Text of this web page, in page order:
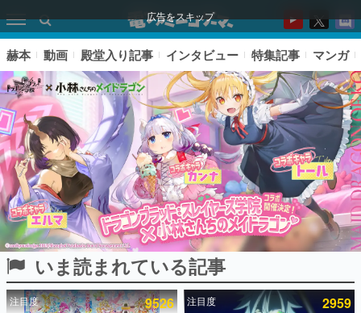
広告をスキップ
ピックアップ
赫本 動画 殿堂入り記事 インタビュー 特集記事 マンガ
いま読まれている記事
注目度 9526 注目度 2959